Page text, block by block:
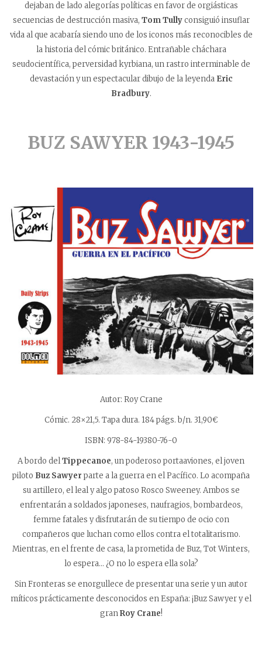
dejaban de lado alegorías políticas en favor de orgiásticas
secuencias de destrucción masiva, Tom Tullyconsiguió insuflar
vida al que acabaría siendo uno de los iconos más reconocibles de
la historia del cómic británico. Entrañable cháchara
seudocientífica, perversidad kyrbiana, un rastro interminable de
devastación y un espectacular dibujo de la leyenda Eric
Bradbury.
BUZ SAWYER 1943-1945
Autor: Roy Crane
Cómic. 28×21,5. Tapa dura. 184 págs. b/n. 31,90€
ISBN: 978-84-19380-76-0
A bordo delTippecanoe, un poderoso portaaviones, el joven
piloto Buz Sawyer parte a la guerra en el Pacífico. Lo acompaña
su artillero, el leal y algo patoso Rosco Sweeney. Ambos se
enfrentarán a soldados japoneses, naufragios, bombardeos,
femme fatales y disfrutarán de su tiempo de ocio con
compañeros que luchan como ellos contra el totalitarismo.
Mientras, en el frente de casa, la prometida de Buz, Tot Winters,
lo espera… ¿O no lo espera ella sola?
Sin Fronteras se enorgullece de presentar una serie y un autor
míticos prácticamente desconocidos en España: ¡Buz Sawyer y el
granRoy Crane!